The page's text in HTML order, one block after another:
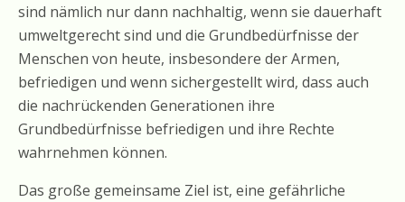
sind nämlich nur dann nachhaltig, wenn sie dauerhaft
umweltgerecht sind und die Grundbedürfnisse der
Menschen von heute, insbesondere der Armen,
befriedigen und wenn sichergestellt wird, dass auch
die nachrückenden Generationen ihre
Grundbedürfnisse befriedigen und ihre Rechte
wahrnehmen können.
Das große gemeinsame Ziel ist, eine gefährliche